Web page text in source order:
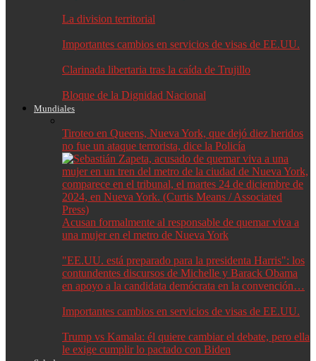
La division territorial
Importantes cambios en servicios de visas de EE.UU.
Clarinada libertaria tras la caída de Trujillo
Bloque de la Dignidad Nacional
Mundiales
Tiroteo en Queens, Nueva York, que dejó diez heridos
no fue un ataque terrorista, dice la Policía
Acusan formalmente al responsable de quemar viva a
una mujer en el metro de Nueva York
"EE.UU. está preparado para la presidenta Harris": los
contundentes discursos de Michelle y Barack Obama
en apoyo a la candidata demócrata en la convención…
Importantes cambios en servicios de visas de EE.UU.
Trump vs Kamala: él quiere cambiar el debate, pero ella
le exige cumplir lo pactado con Biden